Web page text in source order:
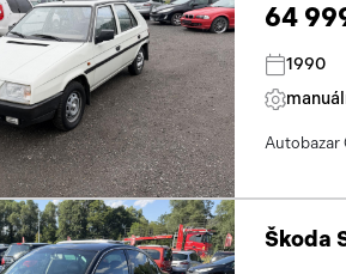
64
1990
Autobazar
Škoda